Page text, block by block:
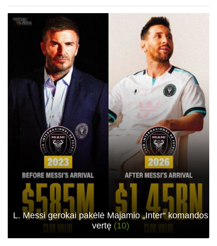
L. Messi gerokai pakėlė Majamio „Inter“ komandos
vertę (10)